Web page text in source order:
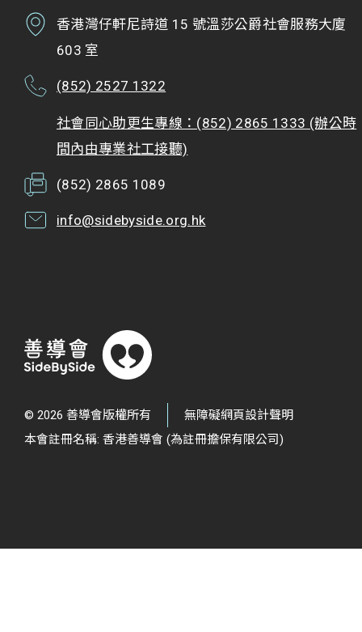
香港灣仔軒尼詩道 15 號溫莎公爵社會服務大廈
603 室
(852) 2527 1322
社會同心助更生專線：(852) 2865 1333 (辦公時
間內由專業社工接聽)
(852) 2865 1089
info@sidebyside.org.hk
© 2026 善導會版權所有
無障礙網頁設計聲明
本會註冊名稱: 香港善導會 (為註冊擔保有限公司)